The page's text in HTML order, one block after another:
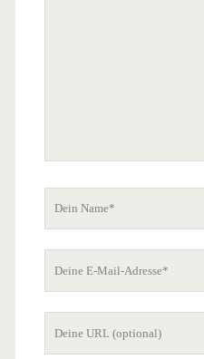
Adresse